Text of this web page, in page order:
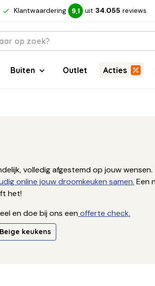
Klantwaardering 9,1 uit 34.055 reviews
Buiten Outlet Acties
volledig afgestemd op jouw
online jouw droomkeuken samen. Een
het!
en doe bij ons eenofferte check.
Beige keukens